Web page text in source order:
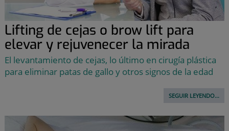
Lifting de cejas o brow lift para
elevar y rejuvenecer la mirada
El levantamiento de cejas, lo último en cirugía plástica
para eliminar patas de gallo y otros signos de la edad
SEGUIR LEYENDO...